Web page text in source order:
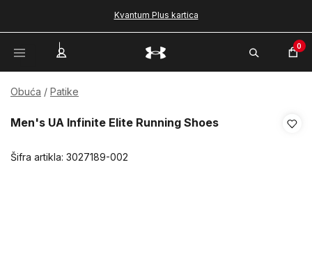
Kvantum Plus kartica
0
Obuća Patike
Men's UA Infinite Elite Running Shoes
Šifra artikla: 3027189-002